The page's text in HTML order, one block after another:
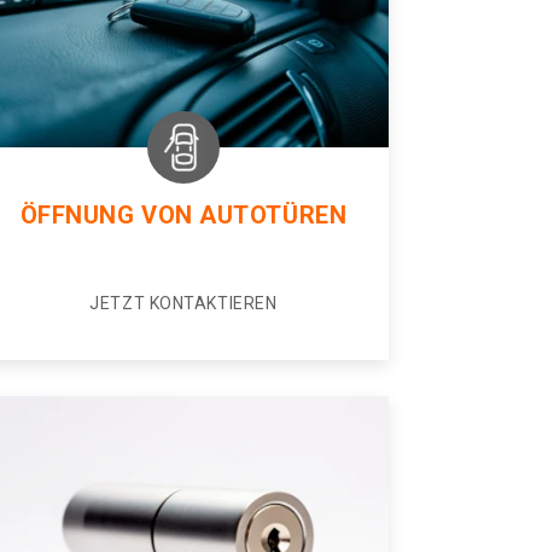
ÖFFNUNG VON AUTOTÜREN
JETZT KONTAKTIEREN